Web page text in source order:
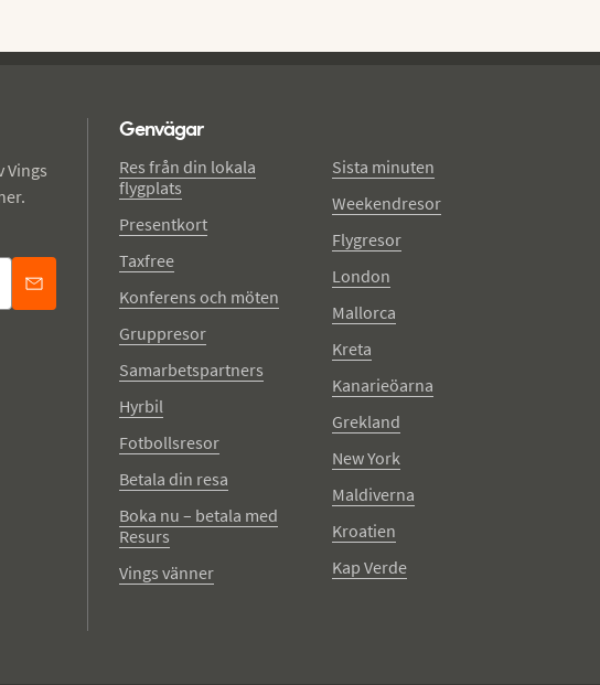
Vings
Genvägar
Res från din lokala
flygplats
Presentkort
Taxfree
Konferens och möten
Gruppresor
Samarbetspartners
Hyrbil
Fotbollsresor
Betala din resa
Boka nu – betala med
Resurs
Vings vänner
Sista minuten
Weekendresor
Flygresor
London
Mallorca
Kreta
Kanarieöarna
Grekland
New York
Maldiverna
Kroatien
Kap Verde